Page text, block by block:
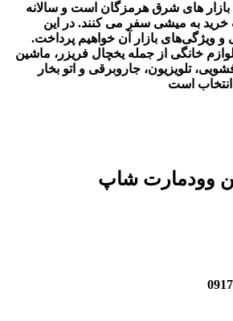
های شرق هرمزگان است و سالانه
به میشی سفر می کنند. در این
بازار آن خواهیم پرداخت.
خانگی از جمله یخچال فریزر، ماشین
تلویزیون، جاروبرقی و اتو بخار
انتخاب است
وودمارت شاپ